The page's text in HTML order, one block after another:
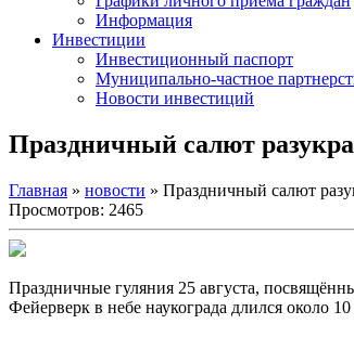
Информация
Инвестиции
Инвестиционный паспорт
Муниципально-частное
Новости инвестиций
Праздничный салют
Главная » новости » Праздничный салют
Просмотров: 2465
Праздничные гуляния 25 августа,
Фейерверк в небе наукограда длился около